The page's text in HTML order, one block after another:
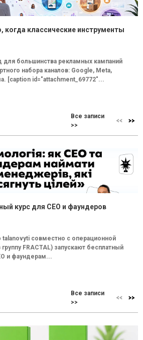
когда классические инструменты
для большинства рекламных кампаний
набора каналов: Google, Meta,
[caption id="attachment_69772"...
Все записи
>>
курс для CEO и фаундеров
talanovyti совместно с операционной
FRACTAL) запускают бесплатный
и фаундерам...
Все записи
>>